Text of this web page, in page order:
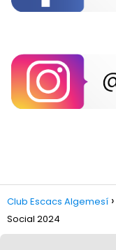
Club Escacs Algemesí
Social 2024